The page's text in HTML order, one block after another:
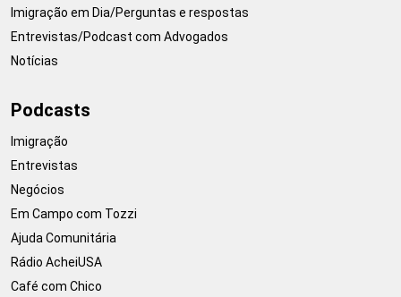
Imigração em Dia/Perguntas e respostas
Entrevistas/Podcast com Advogados
Notícias
Podcasts
Imigração
Entrevistas
Negócios
Em Campo com Tozzi
Ajuda Comunitária
Rádio AcheiUSA
Café com Chico